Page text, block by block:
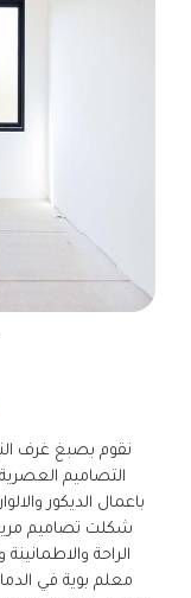
نقوم بصبغ غرف
التصاميم
باعمال الديكور
شكلت تصاميم
الراحة
معلم بوية في